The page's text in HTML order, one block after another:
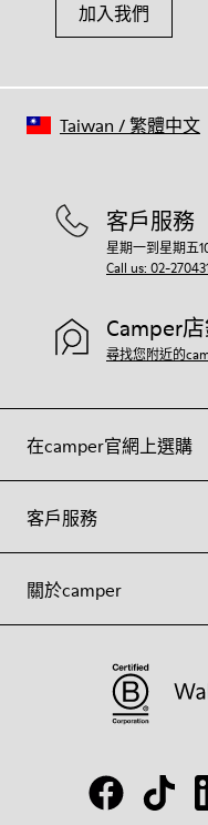
加入我們
在camper官網上選購
客戶服務
關於camper
客戶服務
星期一到星期五
Call us: 02-
Camper
尋找您附近的
Taiwan /繁體中文